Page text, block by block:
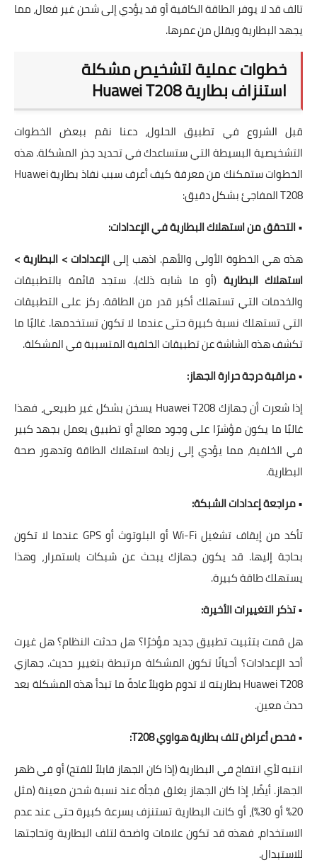
تالف قد لا يوفر الطاقة الكافية أو قد يؤدي إلى شحن غير فعال، مما
يجهد البطارية ويقلل من عمرها.
خطوات عملية لتشخيص مشكلة
استنزاف بطارية Huawei T208
قبل الشروع في تطبيق الحلول، دعنا نقم ببعض الخطوات
التشخيصية البسيطة التي ستساعدك في تحديد جذر المشكلة. هذه
الخطوات ستمكنك من معرفة كيف أعرف سبب نفاذ بطارية Huawei
T208 المفاجئ بشكل دقيق:
•التحقق من استهلاك البطارية في الإعدادات:
هذه هي الخطوة الأولى والأهم. اذهب إلىالإعدادات > البطارية >
استهلاك البطارية (أو ما شابه ذلك). ستجد قائمة بالتطبيقات
والخدمات التي تستهلك أكبر قدر من الطاقة. ركز على التطبيقات
التي تستهلك نسبة كبيرة حتى عندما لا تكون تستخدمها. غالبًا ما
تكشف هذه الشاشة عن تطبيقات الخلفية المتسببة في المشكلة.
•مراقبة درجة حرارة الجهاز:
إذا شعرت أن جهازك Huawei T208 يسخن بشكل غير طبيعي، فهذا
غالبًا ما يكون مؤشرًا على وجود معالج أو تطبيق يعمل بجهد كبير
في الخلفية، مما يؤدي إلى زيادة استهلاك الطاقة وتدهور صحة
البطارية.
•مراجعة إعدادات الشبكة:
تأكد من إيقاف تشغيل Wi-Fi أو البلوتوث أو GPS عندما لا تكون
بحاجة إليها. قد يكون جهازك يبحث عن شبكات باستمرار، وهذا
يستهلك طاقة كبيرة.
•تذكر التغييرات الأخيرة:
هل قمت بتثبيت تطبيق جديد مؤخرًا؟ هل حدثت النظام؟ هل غيرت
أحد الإعدادات؟ أحيانًا تكون المشكلة مرتبطة بتغيير حديث. جهازي
Huawei T208 بطاريته لا تدوم طويلاً عادةً ما تبدأ هذه المشكلة بعد
حدث معين.
•فحص أعراض تلف بطارية هواوي T208:
انتبه لأي انتفاخ في البطارية (إذا كان الجهاز قابلاً للفتح) أو في ظهر
الجهاز. أيضًا، إذا كان الجهاز يغلق فجأة عند نسبة شحن معينة (مثل
20% أو 30%)، أو كانت البطارية تستنزف بسرعة كبيرة حتى عند عدم
الاستخدام، فهذه قد تكون علامات واضحة لتلف البطارية وتحاجتها
للاستبدال.